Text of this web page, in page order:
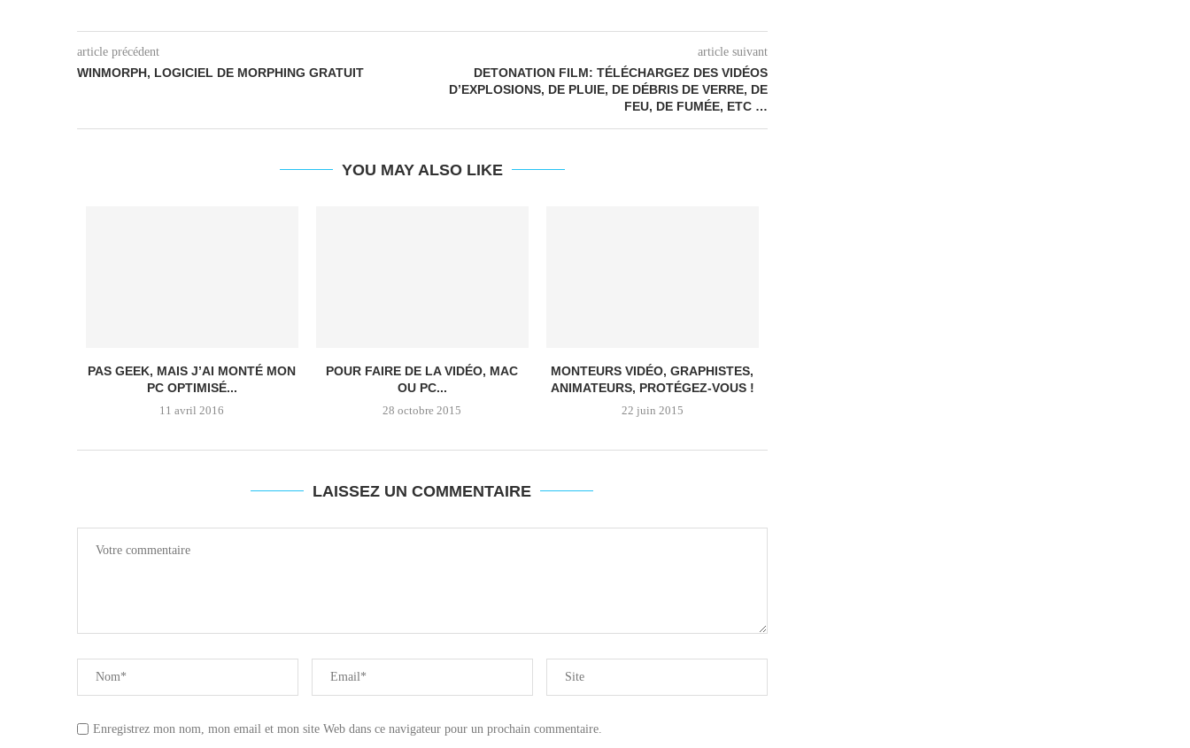
article précédent
WINMORPH, LOGICIEL DE MORPHING GRATUIT
article suivant
DETONATION FILM: TÉLÉCHARGEZ DES VIDÉOS
D’EXPLOSIONS, DE PLUIE, DE DÉBRIS DE VERRE, DE
FEU, DE FUMÉE, ETC …
YOU MAY ALSO LIKE
PAS GEEK, MAIS J’AI MONTÉ MON
PC OPTIMISÉ...
11 avril 2016
POUR FAIRE DE LA VIDÉO, MAC
OU PC...
28 octobre 2015
MONTEURS VIDÉO, GRAPHISTES,
ANIMATEURS, PROTÉGEZ-VOUS !
22 juin 2015
LAISSEZ UN COMMENTAIRE
Enregistrez mon nom, mon email et mon site Web dans ce navigateur pour un prochain commentaire.